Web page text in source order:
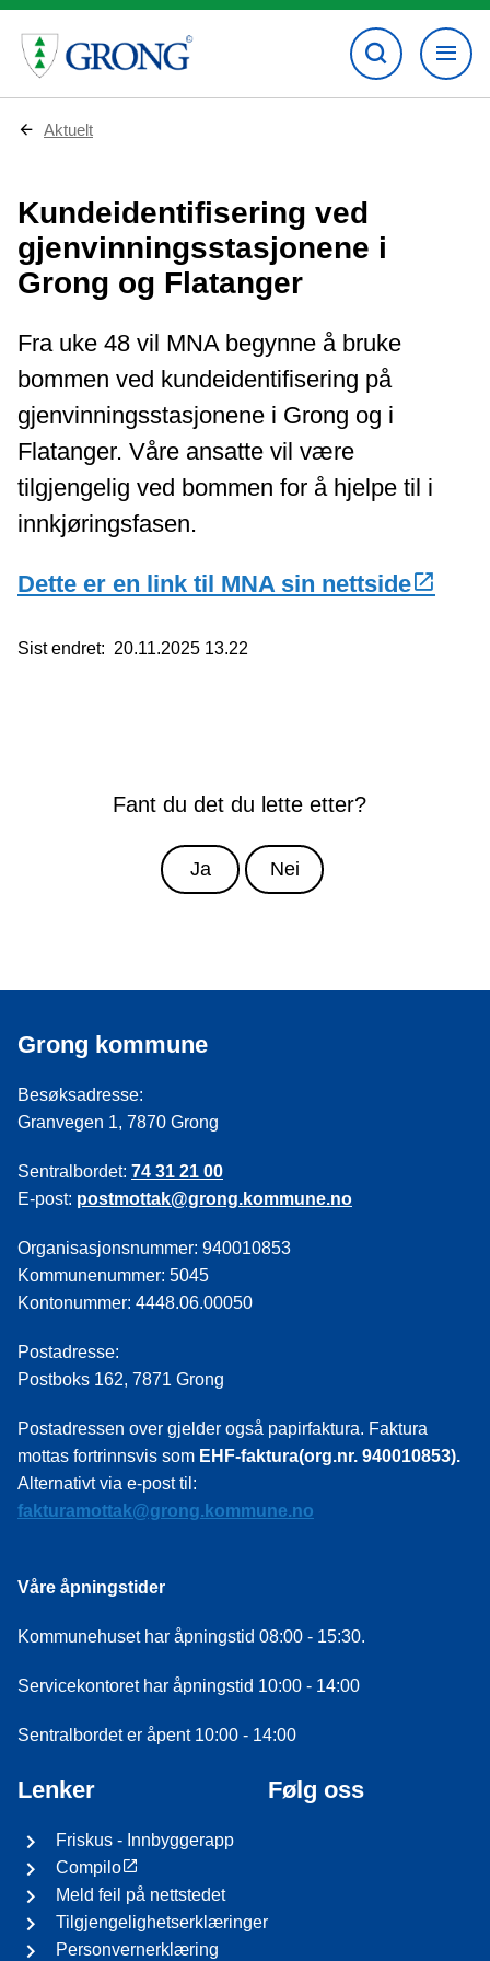
D
h
e
r
:
Aktuelt
Kundeidentifisering ved
gjenvinningsstasjonene i
Grong og Flatanger
Fra uke 48 vil MNA begynne å bruke
bommen ved kundeidentifisering på
gjenvinningsstasjonene i Grong og i
Flatanger. Våre ansatte vil være
tilgjengelig ved bommen for å hjelpe til i
innkjøringsfasen.
Dette er en link til MNA sin nettside
Sist endret 20.11.2025 13.22
Fant du det du lette etter?
Ja Nei
Grong kommune
Besøksadresse:
Granvegen 1, 7870 Grong
Sentralbordet: 74 31 21 00
E-post: postmottak@grong.kommune.no
Organisasjonsnummer: 940010853
Kommunenummer: 5045
Kontonummer: 4448.06.00050
Postadresse:
Postboks 162, 7871 Grong
Postadressen over gjelder også papirfaktura. Faktura
mottas fortrinnsvis som EHF-faktura(org.nr. 940010853).
Alternativt via e-post til:
fakturamottak@grong.kommune.no
Våre åpningstider
Kommunehuset har åpningstid 08:00 - 15:30.
Servicekontoret har åpningstid 10:00 - 14:00
Sentralbordet er åpent 10:00 - 14:00
Lenker
Friskus - Innbyggerapp
Compilo
Meld feil på nettstedet
Tilgjengelighetserklæringer
Personvernerklæring
Følg oss